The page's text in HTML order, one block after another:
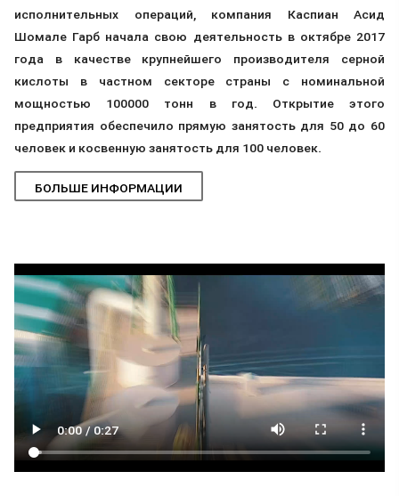
исполнительных операций, компания Каспиан Асид
Шомале Гарб начала свою деятельность в октябре 2017
года в качестве крупнейшего производителя серной
кислоты в частном секторе страны с номинальной
мощностью 100000 тонн в год. Открытие этого
предприятия обеспечило прямую занятость для 50 до 60
человек и косвенную занятость для 100 человек.
БОЛЬШЕ ИНФОРМАЦИИ